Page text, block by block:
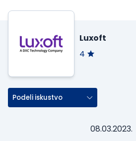
Luxoft
4
Podeli iskustvo
08.03.2023.